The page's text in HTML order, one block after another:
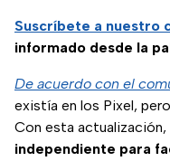
Suscríbete a nuestro
informado desde la
De acuerdo con el
existía en los Pixel,
Con esta actualización,
independiente para